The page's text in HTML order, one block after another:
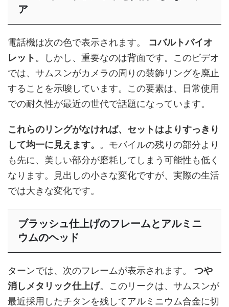
ア
電話機は次の色で表示されます。 コバルトバイオ
レット 。しかし、重要なのは背面です。このビデオ
では、サムスンがカメラの周りの装飾リングを廃止
することを示唆しています。この要素は、日常使用
での耐久性が最近の世代で話題になっています。
これらのリングがなければ、セットはよりすっきり
して均一に見えます。 。モバイルの残りの部分より
も先に、美しい部分が磨耗してしまう可能性も低く
なります。見出しの小さな変化ですが、実際の生活
では大きな変化です。
ブラッシュ仕上げのフレームとアルミニ
ウムのヘッド
ターンでは、次のフレームが表示されます。 つや
消しメタリック仕上げ。このリークは、サムスンが
最近採用したチタンを残してアルミニウム合金に切